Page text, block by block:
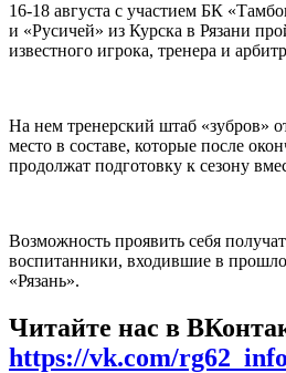
16-18 августа с участием БК
и «Русичей» из Курска в Рязани
известного игрока, тренера и
На нем тренерский штаб «зубров»
место в составе, которые после
продолжат подготовку к сезону
Возможность проявить себя
воспитанники, входившие в
«Рязань».
Читайте нас в
https://vk.com/rg62_info